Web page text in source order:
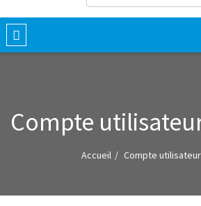
Formulaire
Toggle
navigation
Compte
Accueil Compte utilisateur